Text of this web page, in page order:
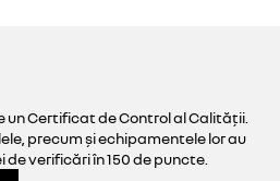
un Certificat de Control al Calității.
precum și echipamentele lor au
verificări în 150 de puncte.